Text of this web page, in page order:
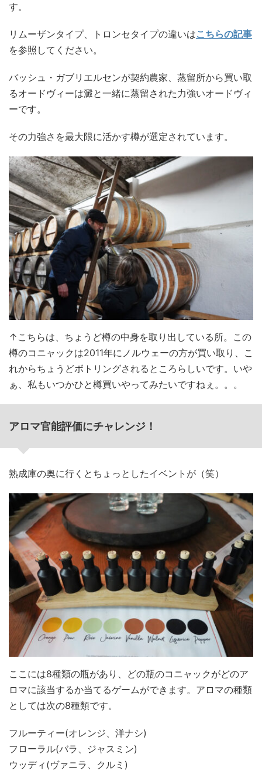
す。
リムーザンタイプ、トロンセタイプの違いはこちらの記事
を参照してください。
バッシュ・ガブリエルセンが契約農家、蒸留所から買い取
るオードヴィーは澱と一緒に蒸留された力強いオードヴィ
ーです。
その力強さを最大限に活かす樽が選定されています。
↑こちらは、ちょうど樽の中身を取り出している所。この
樽のコニャックは2011年にノルウェーの方が買い取り、こ
れからちょうどボトリングされるところらしいです。いや
ぁ、私もいつかひと樽買いやってみたいですねぇ。。。
アロマ官能評価にチャレンジ！
熟成庫の奥に行くとちょっとしたイベントが（笑）
ここには8種類の瓶があり、どの瓶のコニャックがどのア
ロマに該当するか当てるゲームができます。アロマの種類
としては次の8種類です。
フルーティー(オレンジ、洋ナシ)
フローラル(バラ、ジャスミン)
ウッディ(ヴァニラ、クルミ)